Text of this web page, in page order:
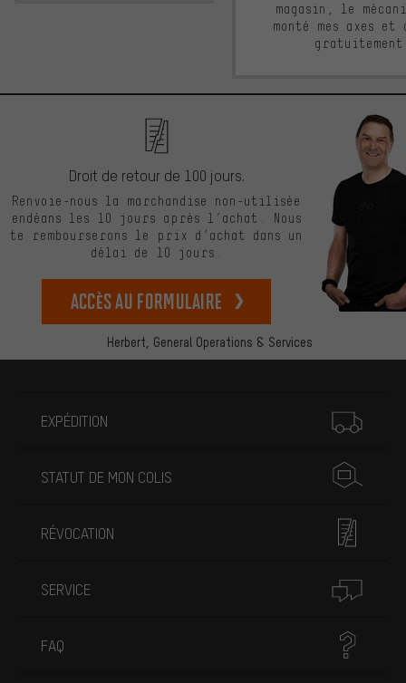
magasin, le
monté mes axes et
Herbert, General Operations & Services
Droit de retour de 100 jours.
Renvoie-nous la marchandise non-utilisée
endéans les 10 jours après l’achat. Nous
te rembourserons le prix d’achat dans un
délai de 10 jours.
Accès au formulaire
EXPÉDITION
STATUT DE MON COLIS
RÉVOCATION
SERVICE
FAQ